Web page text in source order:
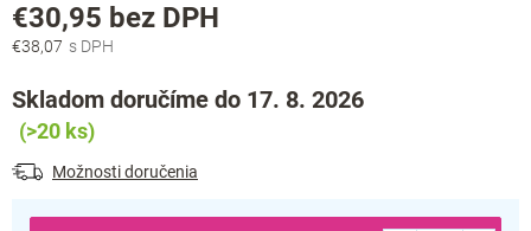
€38,07
€30,95 bez DPH
Jednotková
Skladom doručíme do 17. 8. 2026
(>20 ks)
Možnosti doručenia